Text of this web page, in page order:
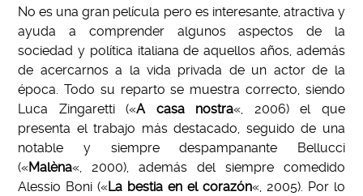
No es una gran película pero es interesante, atractiva y
ayuda a comprender algunos aspectos de la
sociedad y política italiana de aquellos años, además
de acercarnos a la vida privada de un actor de la
época. Todo su reparto se muestra correcto, siendo
Luca Zingaretti («A casa nostra«, 2006) el que
presenta el trabajo más destacado, seguido de una
notable y siempre despampanante Bellucci
(«Malèna«, 2000), además del siempre comedido
Alessio Boni («La bestia en el corazón«, 2005). Por lo